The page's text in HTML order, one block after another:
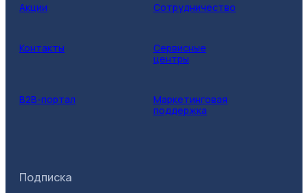
Акции Сотрудничество
Контакты
Сервисные
центры
B2B-портал
Маркетинговая
поддержка
Подписка